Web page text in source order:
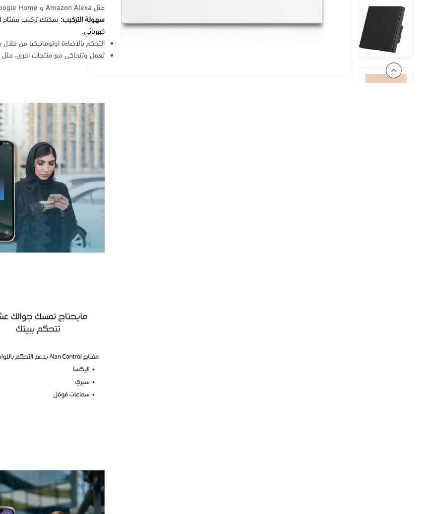
مثل Amazon Alexa و Google Home و Apple HomeKit.
سهولة التركيب: يمكنك تركيب
كهربائي.
التحكم بالاضاءة اوتوماتيكيا من
تعمل وتتحاكى مع منتجات اخرى، مثل